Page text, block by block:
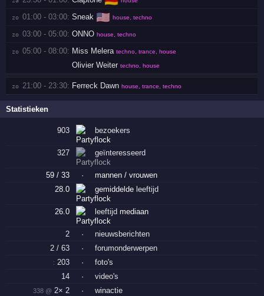
zo 01:00 - 03:00: Sneak 🇺🇸 house, techno
zo 03:00 - 05:00: ONNO house, techno
zo 05:00 - 08:00: Miss Melera techno, trance, house
Olivier Weiter techno, house
zo 21:00 - 23:30: Ferreck Dawn house, trance, techno
Statistieken
903 bezoekers
327 geïnteresseerd
59 / 33 ·
mannen / vrouwen
28.0
gemiddelde leeftijd
26.0 leeftijd mediaan
2 ·
nieuwsberichten
2 / 63
· forumonderwerpen
: 203 ·
foto's
14
· video's
338 @ 2× 2 ·
winactie